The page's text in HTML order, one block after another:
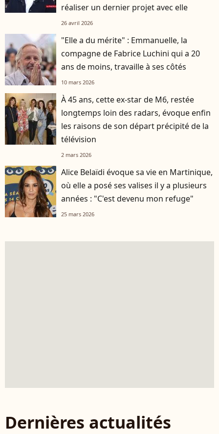
réaliser un dernier projet avec elle
26 avril 2026
"Elle a du mérite" : Emmanuelle, la
compagne de Fabrice Luchini qui a 20
ans de moins, travaille à ses côtés
10 mars 2026
À 45 ans, cette ex-star de M6, restée
longtemps loin des radars, évoque enfin
les raisons de son départ précipité de la
télévision
2 mars 2026
Alice Belaïdi évoque sa vie en Martinique,
où elle a posé ses valises il y a plusieurs
années : "C'est devenu mon refuge"
25 mars 2026
Dernières actualités